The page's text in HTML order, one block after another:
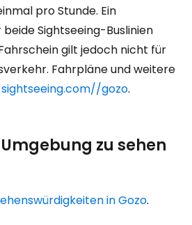
pro Stunde. Ein
Sightseeing-Buslinien
gilt jedoch nicht für
Fahrpläne und weitere
gozo.
zu sehen
in Gozo.